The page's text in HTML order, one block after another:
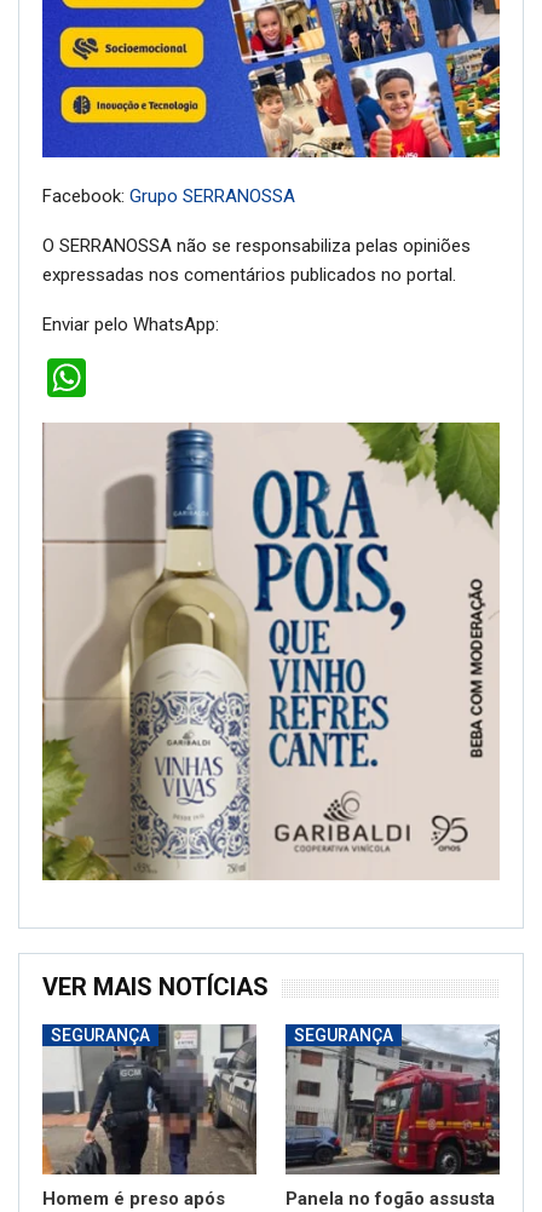
Facebook: Grupo SERRANOSSA
O SERRANOSSA não se responsabiliza pelas opiniões
expressadas nos comentários publicados no portal.
Enviar pelo WhatsApp:
VER MAIS NOTÍCIAS
SEGURANÇA
Homem é preso após
SEGURANÇA
Panela no fogão assusta